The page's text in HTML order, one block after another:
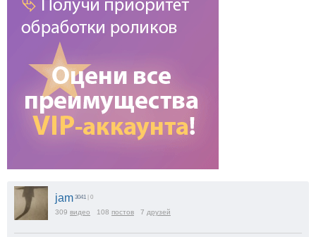
jam 3041 | 0
309 видео 108 постов 7 друзей